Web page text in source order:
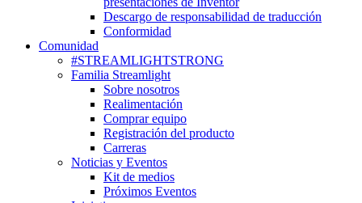
Descargo de responsabilidad de traducción
Conformidad
Comunidad
#STREAMLIGHTSTRONG
Familia Streamlight
Sobre nosotros
Realimentación
Comprar equipo
Registración del producto
Carreras
Noticias y Eventos
Kit de medios
Próximos Eventos